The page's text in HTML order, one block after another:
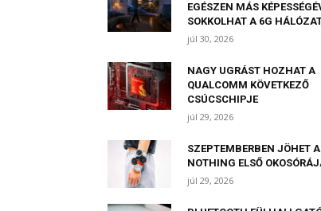
EGÉSZEN MÁS
SOKKOLHAT A 6G
júl 30, 2026
NAGY UGRÁST HOZHAT A
QUALCOMM KÖVETKEZŐ
CSÚCSCHIPJE
júl 29, 2026
SZEPTEMBERBEN JÖHET A
NOTHING ELSŐ
júl 29, 2026